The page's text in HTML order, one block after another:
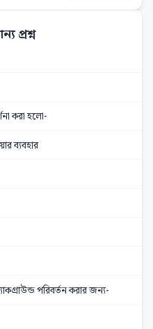
প্রশ্ন
করা হলো-
ব্যবহার
পরিবর্তন করার জন্য-